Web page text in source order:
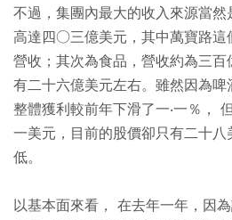
不過，集團內最大的收入來源當
高達四○三億美元，其中萬寶路
營收；其次為食品，營收約為三百
有二十六億美元左右。雖然因為
整體獲利較前年下滑了一‧一％，
一美元，目前的股價卻只有二十
低。
以基本面來看， 在去年一年，因